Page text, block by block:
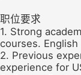
职位要求
1. Strong
courses.
2. Previous
experience for